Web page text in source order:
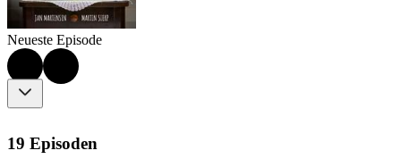
Neueste Episode
19 Episoden